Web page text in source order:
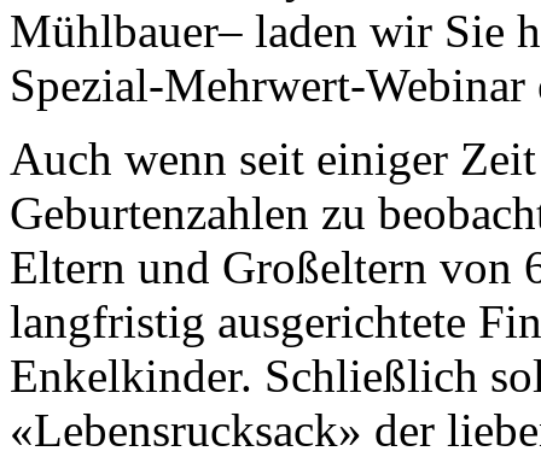
Mühlbauer– laden wir Sie
Spezial-Mehrwert-Webinar
Auch wenn seit einiger
Geburtenzahlen zu
Eltern und Großeltern von
langfristig ausgerichtete
Enkelkinder. Schließlich
«Lebensrucksack» der